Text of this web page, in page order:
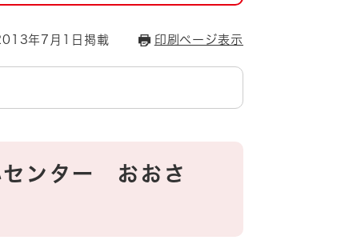
年7月1日掲載 印刷ページ表示
ンター おおさ